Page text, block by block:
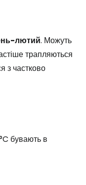
лютий. Можуть
трапляються
з частково
бувають в